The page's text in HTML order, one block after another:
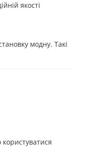
якості
модну. Такі